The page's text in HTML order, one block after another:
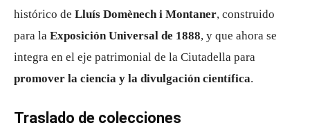
histórico de Lluís Domènech i Montaner, construido
para la Exposición Universal de 1888, y que ahora se
integra en el eje patrimonial de la Ciutadella para
promover la ciencia y la divulgación científica.
Traslado de colecciones